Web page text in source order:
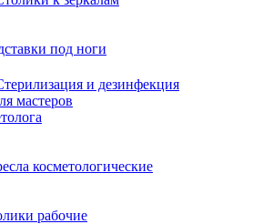
под ноги
и дезинфекция
мастеров
косметологические
рабочие